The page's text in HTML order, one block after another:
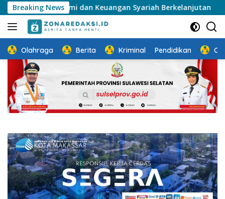
Langsung
ke
konten
Breaking News
dan Keuangan Syariah Berkelanjutan
Olahraga Berita Kriminal Pendidikan